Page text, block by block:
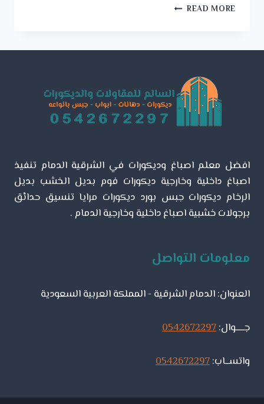
READ MOREتركيب
صور
ابواب
اكورديون
الجبيل
السحب
الجلد
الشرقية
افضل معلم اصباغ وديكورات في الشرقية الدمام تنفيذ
اصباغ داخلية وخارجية ديكورات فوم بديل الخشب بديل
الرخام ديكورات جبس بورد ديكورات مرايا تنسيق حدائق
برجولات خشبية اصباغ داخلية وخارجية الدمام .
معلومات التواصل
العنوان: الدمام الشرقية - المملكة العربية السعودية
جـــــوال:0542672297
واتســاب:0542672297